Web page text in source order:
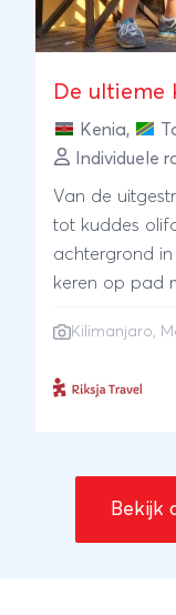
De ultieme
Kenia,
Individuele
Van de
tot kuddes
achtergrond
keren op pad
Tussendoor is
fijne,
avontuur
Kilimanjaro
Bekijk